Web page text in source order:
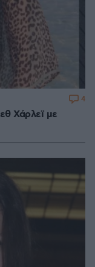
Χάρλεϊ με
4